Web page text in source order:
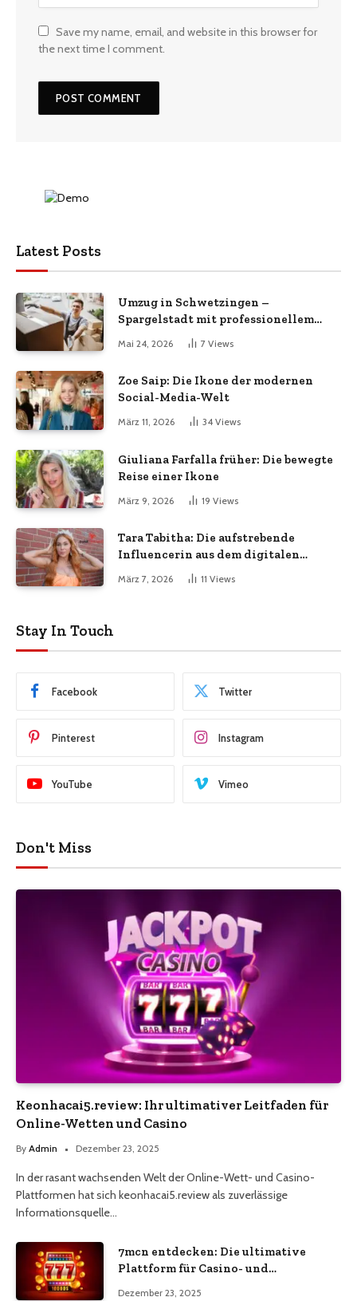
Save my name, email, and website in this browser for
the next time I comment.
Latest Posts
Umzug in Schwetzingen –
Spargelstadt mit professionellem
Umzugsservice
Mai 24, 2026 7 Views
Zoe Saip: Die Ikone der modernen
Social-Media-Welt
März 11, 2026 34 Views
Giuliana Farfalla früher: Die bewegte
Reise einer Ikone
März 9, 2026 19 Views
Tara Tabitha: Die aufstrebende
Influencerin aus dem digitalen
März 7, 2026 11 Views
Stay In Touch
Facebook Twitter
Pinterest Instagram
YouTube Vimeo
Don't Miss
Keonhacai5.review: Ihr ultimativer Leitfaden für
Online-Wetten und Casino
By Admin Dezember 23, 2025
In der rasant wachsenden Welt der Online-Wett- und Casino-
Plattformen hat sich keonhacai5.review als zuverlässige
Informationsquelle…
7mcn entdecken: Die ultimative
Plattform für Casino- und
Dezember 23, 2025